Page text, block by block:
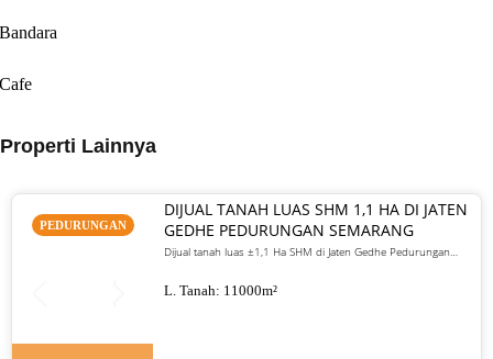
Bandara
Cafe
Properti Lainnya
PEDURUNGAN
DIJUAL TANAH LUAS SHM 1,1 HA DI JATEN
GEDHE PEDURUNGAN SEMARANG
Dijual tanah luas ±1,1 Ha SHM di Jaten Gedhe Pedurungan
Harga 2 juta/meter nego
L. Tanah: 11000m²